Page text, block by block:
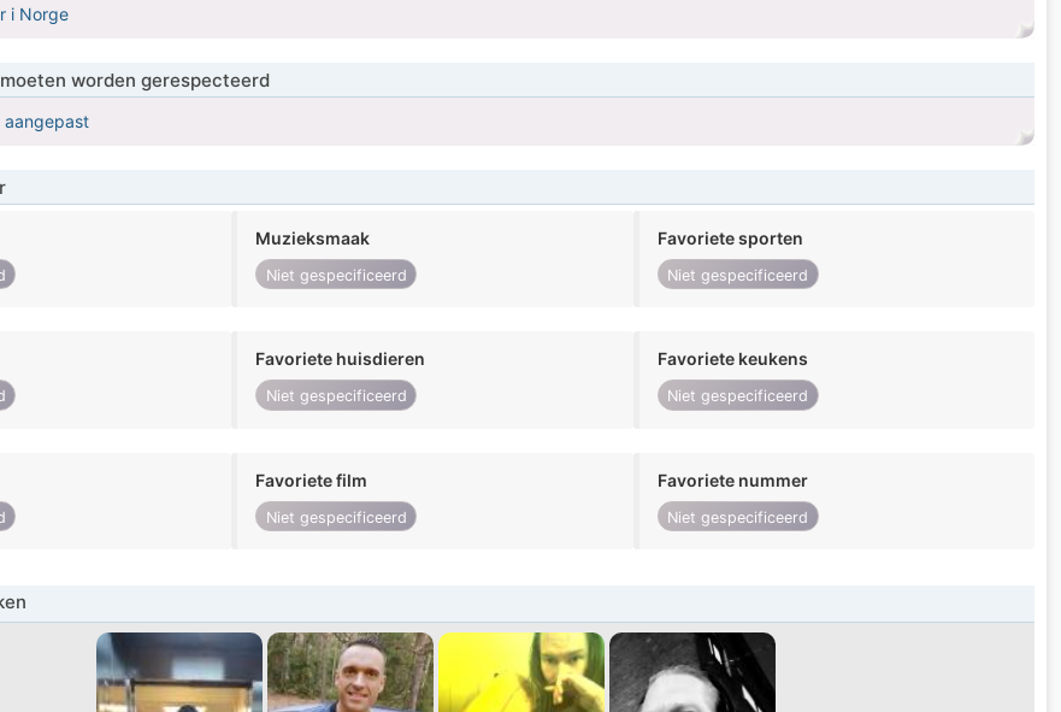
i Norge
worden gerespecteerd
aangepast
Muzieksmaak
Niet gespecificeerd
Favoriete sporten
Niet gespecificeerd
Favoriete huisdieren
Niet gespecificeerd
Favoriete keukens
Niet gespecificeerd
Favoriete film
Niet gespecificeerd
Favoriete nummer
Niet gespecificeerd